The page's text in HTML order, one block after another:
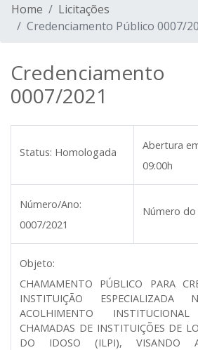
Home
Licitações
Credenciamento Público 0007/
0007/2021
Status: Homologada
Abertura
09:00h
Número/Ano:
0007/2021
Número do
Objeto:
CHAMAMENTO PÚBLICO PARA
INSTITUIÇÃO
ACOLHIMENTO
CHAMADAS DE INSTITUIÇÕES DE
DO IDOSO (ILPI), VISANDO